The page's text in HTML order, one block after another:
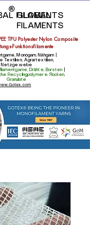
Monogarn, Nähgarn |
Textilien, Agrartextilien,
Netzgewebe
Drähte, Borsten
Recyclingpolymere, Flocken,
Granulate
TPU Polyester Nylon Composite
Funktionsfilamente
FILAMENTS
GLOBAL
FILAMENTS